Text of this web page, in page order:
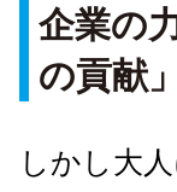
企業の
の貢献
しかし大